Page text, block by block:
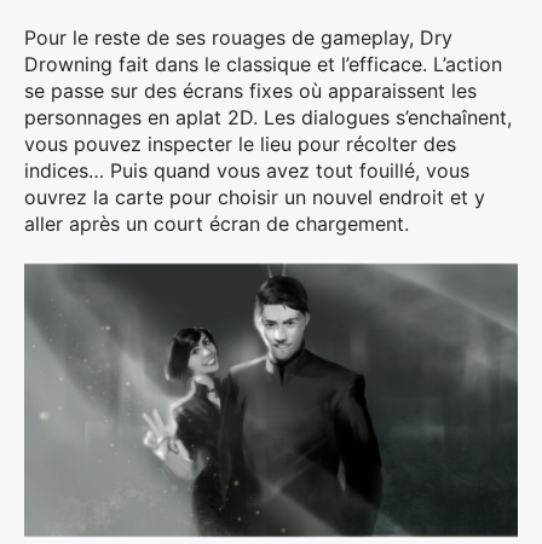
Pour le reste de ses rouages de gameplay, Dry
Drowning fait dans le classique et l’efficace. L’action
se passe sur des écrans fixes où apparaissent les
personnages en aplat 2D. Les dialogues s’enchaînent,
vous pouvez inspecter le lieu pour récolter des
indices… Puis quand vous avez tout fouillé, vous
ouvrez la carte pour choisir un nouvel endroit et y
aller après un court écran de chargement.
Rechercher